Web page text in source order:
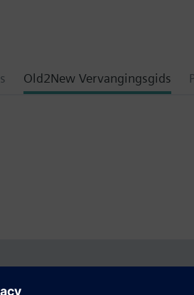
Old2New Vervangingsgids